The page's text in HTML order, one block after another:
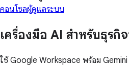
คอนโซลผู้ดูแลระบบ
เครื่องมือ AI สำหรับธุรกิ
ใช้ Google Workspace พร้อม